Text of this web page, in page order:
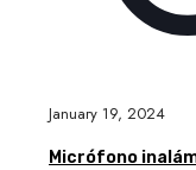
January 19, 2024
Micrófono